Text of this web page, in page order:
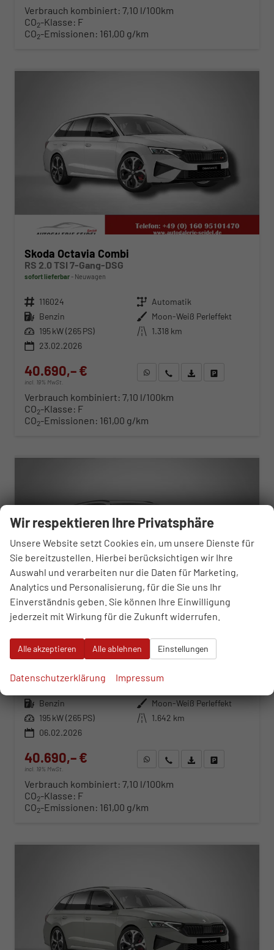
Verbrauch kombiniert: 7,10 l/100km
CO2-Klasse: F
CO2-Emissionen: 161,00 g/km
Skoda Octavia Combi
RS 2.0 TSI 7-Gang-DSG
sofort lieferbar Neuwagen
Fahrzeugnr. 116024 Getriebe Automatik
Kraftstoff Benzin Außenfarbe Moon-Weiß Perleffekt
Leistung 195 kW (265 PS) Kilometerstand 1.318 km
23.02.2026
40.690,– €
incl. 19% MwSt.
WhatsApp anfragen
Wir rufen Sie anFahrzeugexposé (PDF)
Verbrauch kombiniert: 7,10 l/100km
CO2-Klasse: F
CO2-Emissionen: 161,00 g/km
Skoda Octavia Combi
RS 2.0 TSI 7-Gang-DSG
Kraftstoff Benzin Außenfarbe Moon-Weiß Perleffekt
Leistung 195 kW (265 PS) Kilometerstand 1.642 km
06.02.2026
40.690,– €
incl. 19% MwSt.
WhatsApp anfragen
Wir rufen Sie anFahrzeugexposé (PDF)
Verbrauch kombiniert: 7,10 l/100km
CO2-Klasse: F
CO2-Emissionen: 161,00 g/km
Wir respektieren Ihre Privatsphäre
Unsere Website setzt Cookies ein, um unsere Dienste für
Sie bereitzustellen. Hierbei berücksichtigen wir Ihre
Auswahl und verarbeiten nur die Daten für Marketing,
Analytics und Personalisierung, für die Sie uns Ihr
Einverständnis geben. Sie können Ihre Einwilligung
jederzeit mit Wirkung für die Zukunft widerrufen.
Alle akzeptieren Alle ablehnen Einstellungen
Datenschutzerklärung Impressum